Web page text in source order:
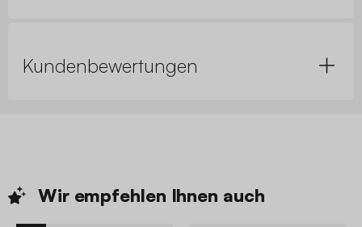
Kundenbewertungen
Wir empfehlen Ihnen auch